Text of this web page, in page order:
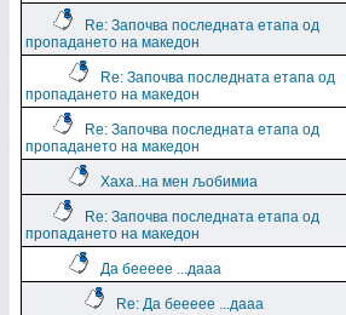
Re: Започва последната етапа од
пропадането на македон
Re: Започва последната етапа од
пропадането на македон
Re: Започва последната етапа од
пропадането на македон
Хаха..на мен љобимиа
Re: Започва последната етапа од
пропадането на македон
Да беееее ...дааа
Re: Да беееее ...дааа